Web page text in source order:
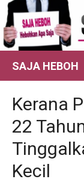
Skip
to
content
SAJA HEBOH
Kerana
22
Kecil